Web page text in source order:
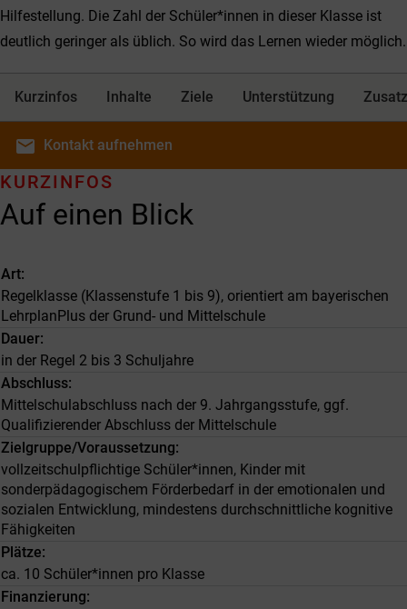
Hilfestellung. Die Zahl der Schüler*innen in dieser Klasse ist
deutlich geringer als üblich. So wird das Lernen wieder möglich.
Kurzinfos Inhalte Ziele Unterstützung
email Kontakt aufnehmen
Auf einen Blick
KURZINFOS
Art
Regelklasse (Klassenstufe 1 bis 9), orientiert am bayerischen
LehrplanPlus der Grund- und Mittelschule
Dauer
in der Regel 2 bis 3 Schuljahre
Abschluss
Mittelschulabschluss nach der 9. Jahrgangsstufe, ggf.
Qualifizierender Abschluss der Mittelschule
Zielgruppe/Voraussetzung
vollzeitschulpflichtige Schüler*innen, Kinder mit
sonderpädagogischem Förderbedarf in der emotionalen und
sozialen Entwicklung, mindestens durchschnittliche kognitive
Fähigkeiten
Plätze
ca. 10 Schüler*innen pro Klasse
Finanzierung